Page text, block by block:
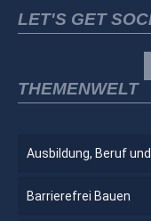
LET'S GET
THEMENWELT
Ausbildung, Beruf
Barrierefrei Bauen